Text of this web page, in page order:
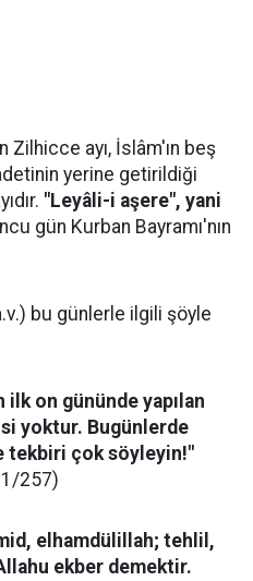
Zilhicce ayı, İslâm'ın beş
yerine getirildiği
"Leyâli-i aşere", yani
gün Kurban Bayramı'nın
bu günlerle ilgili şöyle
on gününde yapılan
yoktur. Bugünlerde
tekbiri çok söyleyin!"
1/257)
elhamdülillah; tehlil,
ekber demektir.